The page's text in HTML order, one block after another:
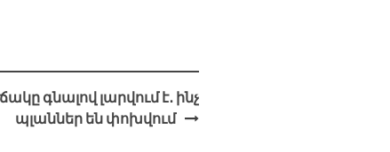
գնալով լարվում է․ ինչ
պլաններ են փոխվում